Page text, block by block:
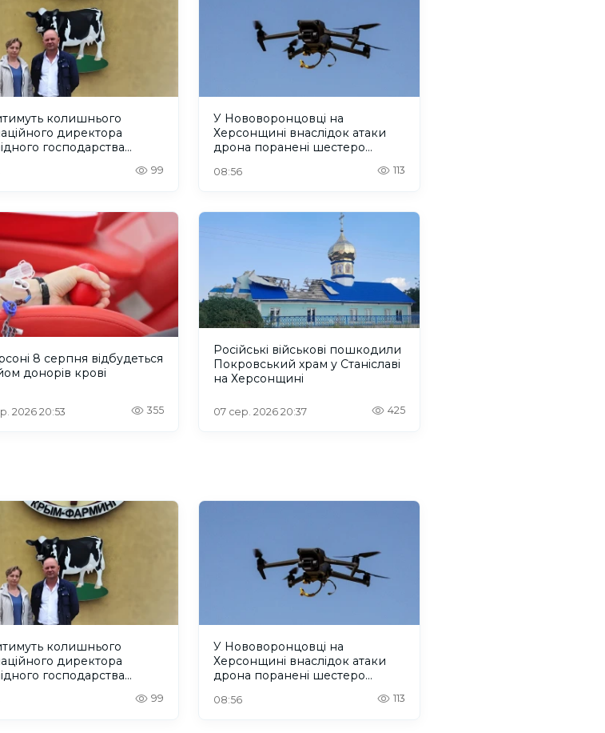
колишнього
директора
господарства
99
У Нововоронцовці на
Херсонщині внаслідок атаки
дрона поранені шестеро
08:56 113
8 серпня відбудеться
донорів крові
2026 20:53 355
Російські військові пошкодили
Покровський храм у Станіславі
на Херсонщині
07 сер. 2026 20:37 425
колишнього
директора
господарства
99
У Нововоронцовці на
Херсонщині внаслідок атаки
дрона поранені шестеро
08:56 113